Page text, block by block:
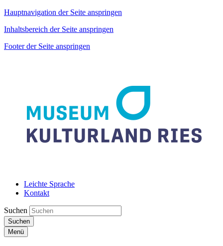
Hauptnavigation der Seite anspringen
Inhaltsbereich der Seite anspringen
Footer der Seite anspringen
Leichte Sprache
Kontakt
Suchen
Suchen
Menü